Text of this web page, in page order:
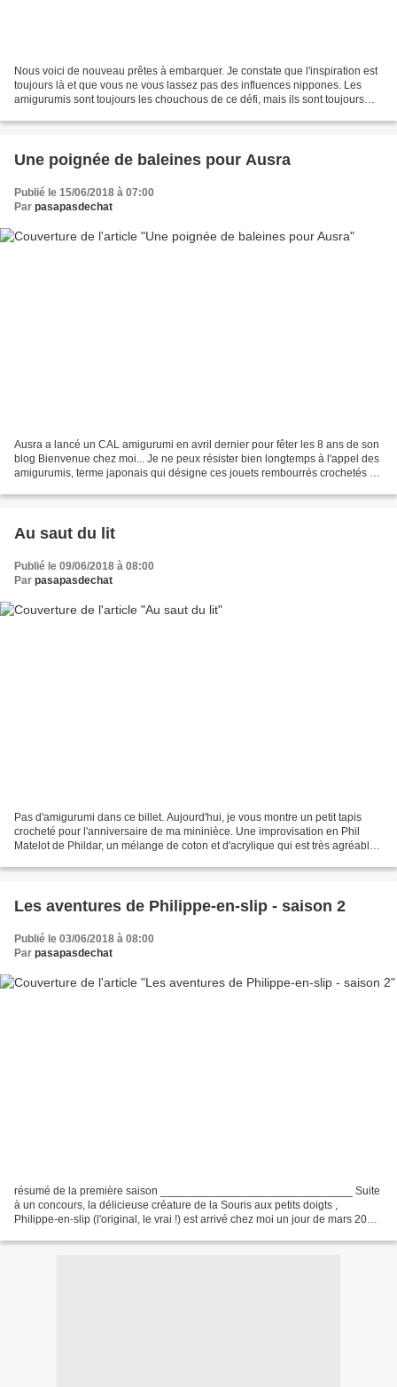
Nous voici de nouveau prêtes à embarquer. Je constate que l'inspiration est
toujours là et que vous ne vous lassez pas des influences nippones. Les
amigurumis sont toujours les chouchous de ce défi, mais ils sont toujours
Une poignée de baleines pour Ausra
Publié le 15/06/2018 à 07:00
Par pasapasdechat
Ausra a lancé un CAL amigurumi en avril dernier pour fêter les 8 ans de son
blog Bienvenue chez moi... Je ne peux résister bien longtemps à l'appel des
amigurumis, terme japonais qui désigne ces jouets rembourrés crochetés ou
Au saut du lit
Publié le 09/06/2018 à 08:00
Par pasapasdechat
Pas d'amigurumi dans ce billet. Aujourd'hui, je vous montre un petit tapis
crocheté pour l'anniversaire de ma mininièce. Une improvisation en Phil
Matelot de Phildar, un mélange de coton et d'acrylique qui est très agréable
Les aventures de Philippe-en-slip - saison 2
Publié le 03/06/2018 à 08:00
Par pasapasdechat
résumé de la première saison _______________________________ Suite
à un concours, la délicieuse créature de la Souris aux petits doigts ,
Philippe-en-slip (l'original, le vrai !) est arrivé chez moi un jour de mars 2015